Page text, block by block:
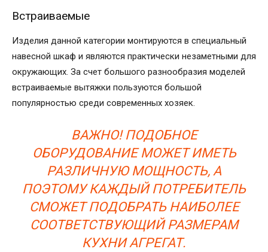
Встраиваемые
Изделия данной категории монтируются в специальный
навесной шкаф и являются практически незаметными для
окружающих. За счет большого разнообразия моделей
встраиваемые вытяжки пользуются большой
популярностью среди современных хозяек.
ВАЖНО! ПОДОБНОЕ
ОБОРУДОВАНИЕ МОЖЕТ ИМЕТЬ
РАЗЛИЧНУЮ МОЩНОСТЬ, А
ПОЭТОМУ КАЖДЫЙ ПОТРЕБИТЕЛЬ
СМОЖЕТ ПОДОБРАТЬ НАИБОЛЕЕ
СООТВЕТСТВУЮЩИЙ РАЗМЕРАМ
КУХНИ АГРЕГАТ.